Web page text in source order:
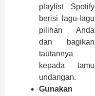
playlist Spotify
berisi lagu-lagu
pilihan Anda
dan bagikan
tautannya
kepada tamu
undangan.
Gunakan